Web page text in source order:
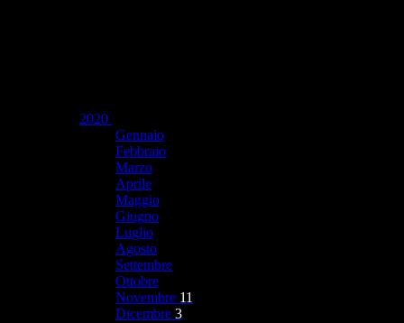
2020
Gennaio
Febbraio
Marzo
Aprile
Maggio
Giugno
Luglio
Agosto
Settembre
Ottobre
Novembre 11
Dicembre 3